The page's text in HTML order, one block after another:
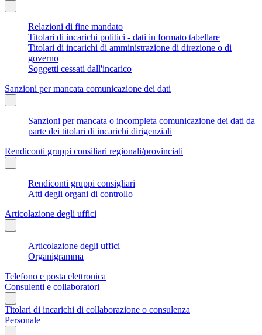
Relazioni di fine mandato
Titolari di incarichi politici - dati in formato tabellare
Titolari di incarichi di amministrazione di direzione o di
governo
Soggetti cessati dall'incarico
Sanzioni per mancata comunicazione dei dati
Sanzioni per mancata o incompleta comunicazione dei dati da
parte dei titolari di incarichi dirigenziali
Rendiconti gruppi consiliari regionali/provinciali
Rendiconti gruppi consigliari
Atti degli organi di controllo
Articolazione degli uffici
Articolazione degli uffici
Organigramma
Telefono e posta elettronica
Consulenti e collaboratori
Titolari di incarichi di collaborazione o consulenza
Personale